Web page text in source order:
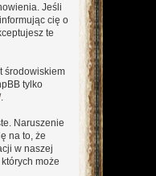
Jeśli
cię o
te
środowiskiem
tylko
.
Naruszenie
na to, że
w naszej
może